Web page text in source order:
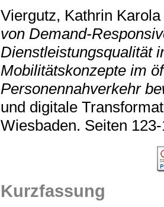
Viergutz, Kathrin Karola
von Demand-
Dienstleistungsqualität
Mobilitätskonzepte im
Personennahverkehr
und digitale
Wiesbaden. Seiten
Kurzfassung